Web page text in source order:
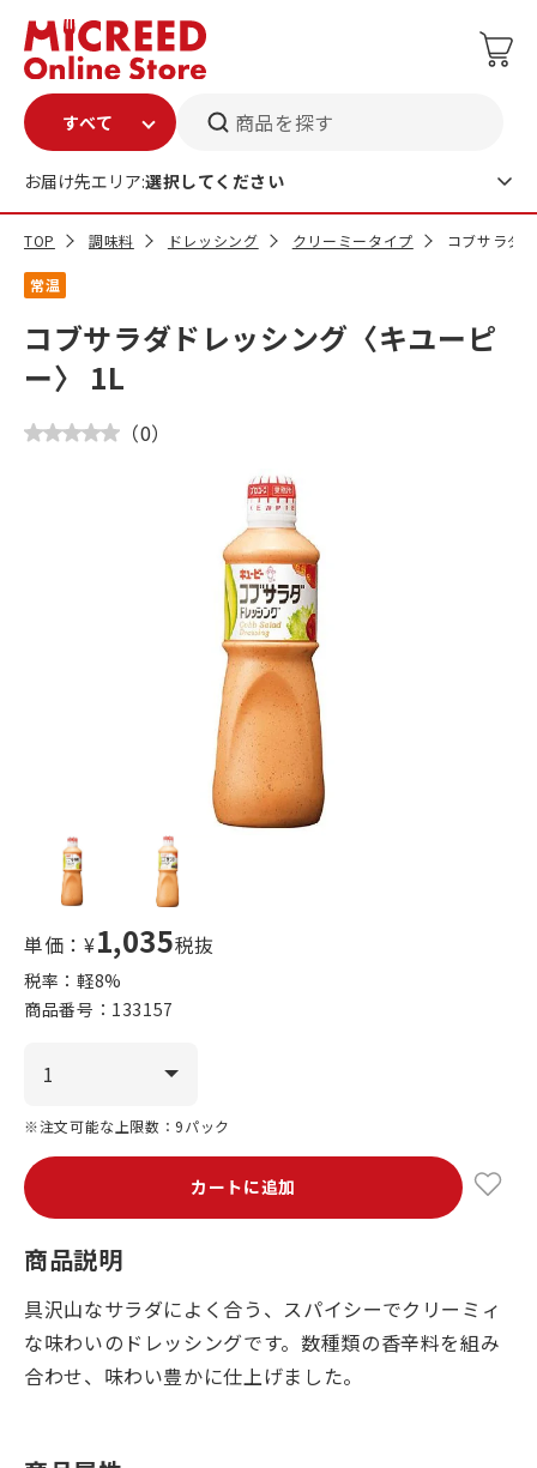
商品を探す
お届け先エリア:選択してください
TOP 調味料 ドレッシング クリーミータイプ コブサラダ
常温
コブサラダドレッシング〈キユーピ
ー〉 1L
（0）
単価：¥1,035税抜
税率：軽8%
商品番号： 133157
※注文可能な上限数：9パック
カートに追加
商品説明
具沢山なサラダによく合う、スパイシーでクリーミィ
な味わいのドレッシングです。数種類の香辛料を組み
合わせ、味わい豊かに仕上げました。